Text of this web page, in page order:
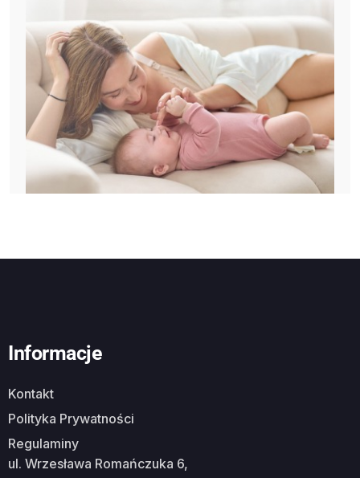
Informacje
Kontakt
Polityka Prywatności
Regulaminy
ul. Wrzesława Romańczuka 6,